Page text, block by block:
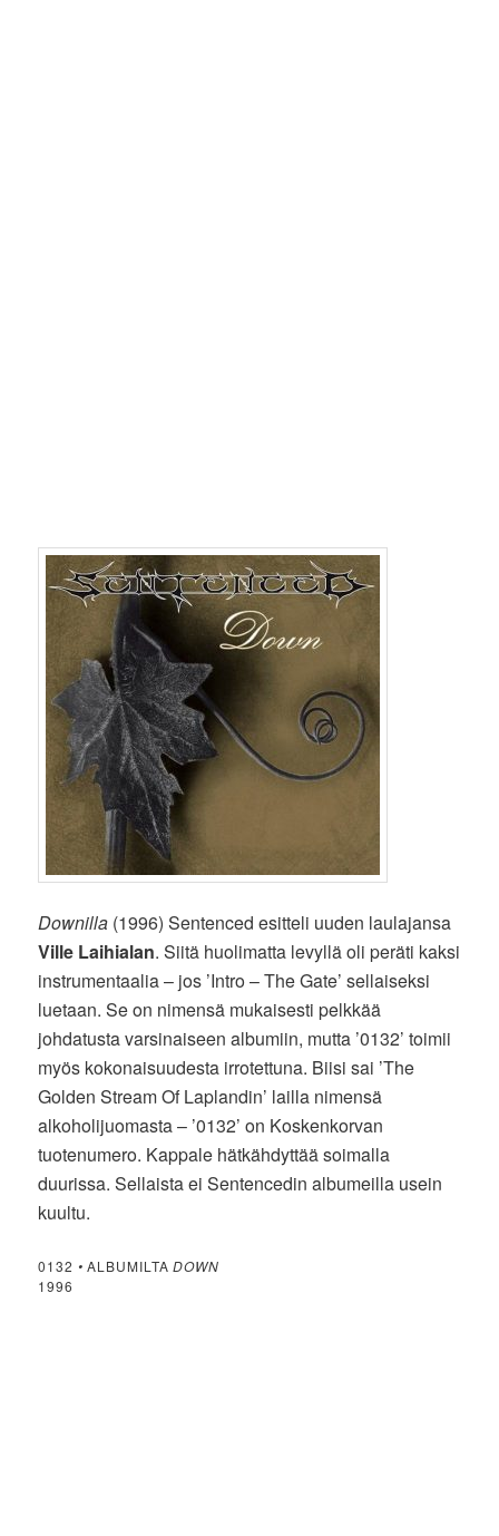
Downilla (1996) Sentenced esitteli uuden laulajansa
Ville Laihialan. Siitä huolimatta levyllä oli peräti kaksi
instrumentaalia – jos ’Intro – The Gate’ sellaiseksi
luetaan. Se on nimensä mukaisesti pelkkää
johdatusta varsinaiseen albumiin, mutta ’0132’ toimii
myös kokonaisuudesta irrotettuna. Biisi sai ’The
Golden Stream Of Laplandin’ lailla nimensä
alkoholijuomasta – ’0132’ on Koskenkorvan
tuotenumero. Kappale hätkähdyttää soimalla
duurissa. Sellaista ei Sentencedin albumeilla usein
kuultu.
0132 • ALBUMILTADOWN
1996